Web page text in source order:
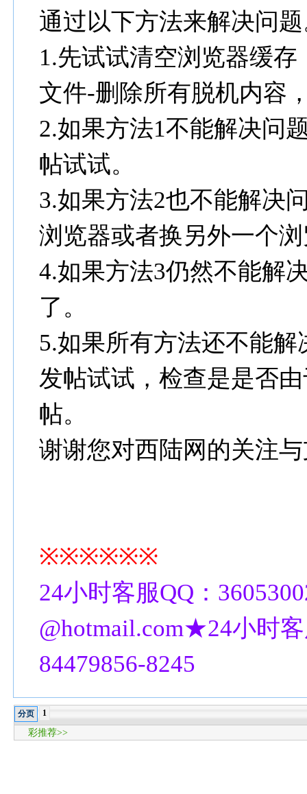
通过以下方法来解决问
1.先试试清空浏览器缓
文件-删除所有脱机内容
2.如果方法1不能解决问
帖试试。
3.如果方法2也不能解决
浏览器或者换另外一个
4.如果方法3仍然不能解
了。
5.如果所有方法还不能
发帖试试，检查是是否
帖。
谢谢您对西陆网的关注
※※※※※※
24小时客服QQ：
@hotmail.com★24小时
84479856-8245
分页 1
彩推荐>>